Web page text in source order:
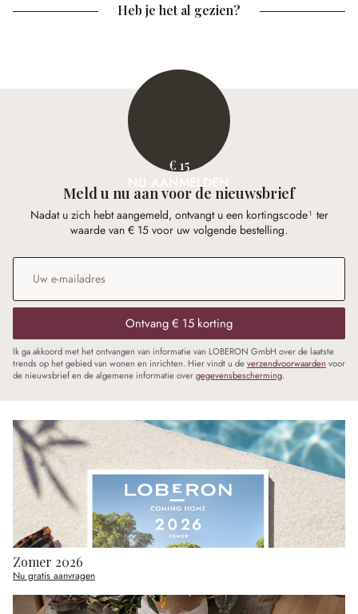
Heb je het al gezien?
€ 15
NU AANMELDEN
Meld u nu aan voor de nieuwsbrief
Nadat u zich hebt aangemeld, ontvangt u een kortingscode¹ ter
waarde van € 15 voor uw volgende bestelling.
E-mailadres
Ontvang € 15 korting
Ik ga akkoord met het ontvangen van informatie van LOBERON GmbH over de laatste
trends op het gebied van wonen en inrichten. Hier vindt u deverzendvoorwaarden voor
de nieuwsbrief en de algemene informatie overgegevensbescherming.
Zomer 2026
Nu gratis aanvragen